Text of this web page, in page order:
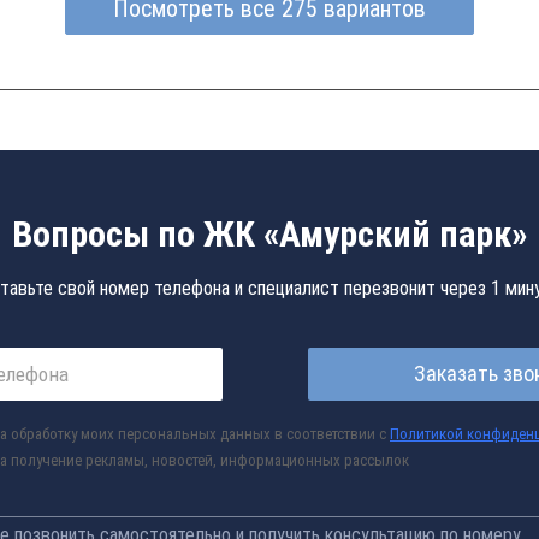
Посмотреть все 275 вариантов
Вопросы по ЖК «Амурский парк»
свой номер телефона и специалист перезвонит через 1
Заказать
обработку моих персональных данных в соответствии с Политикой
получение рекламы, новостей, информационных рассылок